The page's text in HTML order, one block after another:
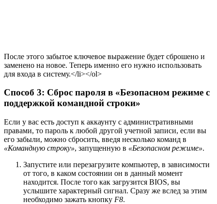
После этого забытое ключевое выражение будет сброшено и
заменено на новое. Теперь именно его нужно использовать
для входа в систему.</li></ol>
Способ 3: Сброс пароля в «Безопасном режиме с
поддержкой командной строки»
Если у вас есть доступ к аккаунту с административными
правами, то пароль к любой другой учетной записи, если вы
его забыли, можно сбросить, введя несколько команд в
«Командную строку», запущенную в «Безопасном режиме».
Запустите или перезагрузите компьютер, в зависимости
от того, в каком состоянии он в данный момент
находится. После того как загрузится BIOS, вы
услышите характерный сигнал. Сразу же вслед за этим
необходимо зажать кнопку F8.